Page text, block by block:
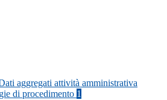
aggregati attività amministrativa
di procedimento 1